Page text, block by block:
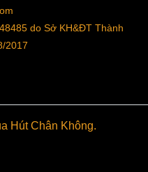
cũng với môi trường tủ
hút chân không có thể
3 năm. Hay các loại trái
túi hút chân không thực
dài hơn một tuần. Như
do Sở KH&ĐT Thành
2017
Hút Chân Không.